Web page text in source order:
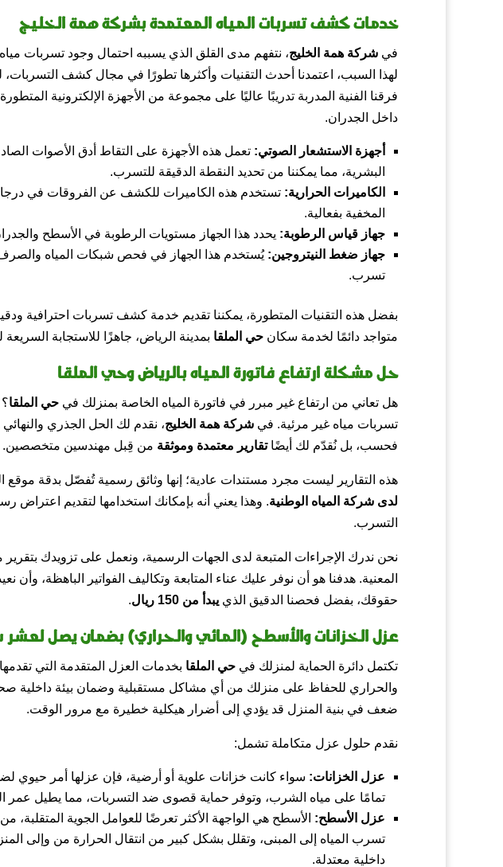
خدمات كشف تسربات المياه المعتمدة بشركة همة الخليج
في شركة همة الخليج، نتفهم مدى القلق الذي يسببه احتمال وجود تسربات
لهذا السبب، اعتمدنا أحدث التقنيات وأكثرها تطورًا في مجال كشف التسربات،
فرقنا الفنية المدربة تدريبًا عاليًا على مجموعة من الأجهزة الإلكترونية
داخل الجدران.
أجهزة الاستشعار الصوتي: تعمل هذه الأجهزة على التقاط أدق الأصوات
البشرية، مما يمكننا من تحديد النقطة الدقيقة للتسرب.
الكاميرات الحرارية: تستخدم هذه الكاميرات للكشف عن الفروقات في درجات
المخفية بفعالية.
جهاز قياس الرطوبة: يحدد هذا الجهاز مستويات الرطوبة في الأسطح
جهاز ضغط النيتروجين: يُستخدم هذا الجهاز في فحص شبكات المياه
تسرب.
بفضل هذه التقنيات المتطورة، يمكننا تقديم خدمة كشف تسربات احترافية
متواجد دائمًا لخدمة سكان حي الملقا بمدينة الرياض، جاهزًا للاستجابة السريعة
حل مشكلة ارتفاع فاتورة المياه بالرياض وحي الملقا
هل تعاني من ارتفاع غير مبرر في فاتورة المياه الخاصة بمنزلك في حي الملقا
تسربات مياه غير مرئية. في شركة همة الخليج، نقدم لك الحل الجذري
فحسب، بل نُقدّم لك أيضًاتقارير معتمدة وموثقة من قِبل مهندسين متخصصين.
هذه التقارير ليست مجرد مستندات عادية؛ إنها وثائق رسمية تُفصّل بدقة موقع
لدى شركة المياه الوطنية. وهذا يعني أنه بإمكانك استخدامها لتقديم اعتراض
التسرب.
نحن ندرك الإجراءات المتبعة لدى الجهات الرسمية، ونعمل على تزويدك
المعنية. هدفنا هو أن نوفر عليك عناء المتابعة وتكاليف الفواتير الباهظة،
حقوقك، بفضل فحصنا الدقيق الذي يبدأ من 150 ريال .
عزل الخزانات والأسطح (المائي والحراري) بضمان يصل لعشر
تكتمل دائرة الحماية لمنزلك في حي الملقا بخدمات العزل المتقدمة التي تقدمها
والحراري للحفاظ على منزلك من أي مشاكل مستقبلية وضمان بيئة
ضعف في بنية المنزل قد يؤدي إلى أضرار هيكلية خطيرة مع مرور الوقت.
نقدم حلول عزل متكاملة تشمل:
عزل الخزانات: سواء كانت خزانات علوية أو أرضية، فإن عزلها أمر حيوي
تمامًا على مياه الشرب، وتوفر حماية قصوى ضد التسربات، مما يطيل عمر
عزل الأسطح: الأسطح هي الواجهة الأكثر تعرضًا للعوامل الجوية
تسرب المياه إلى المبنى، وتقلل بشكل كبير من انتقال الحرارة من وإلى
داخلية معتدلة.